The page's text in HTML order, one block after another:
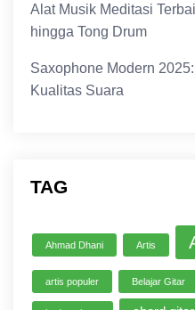
Alat Musik Meditasi
hingga Tong Drum
Saxophone Modern
Kualitas Suara
TAG
Ahmad Dhani Artis
artis populer Belajar Gitar